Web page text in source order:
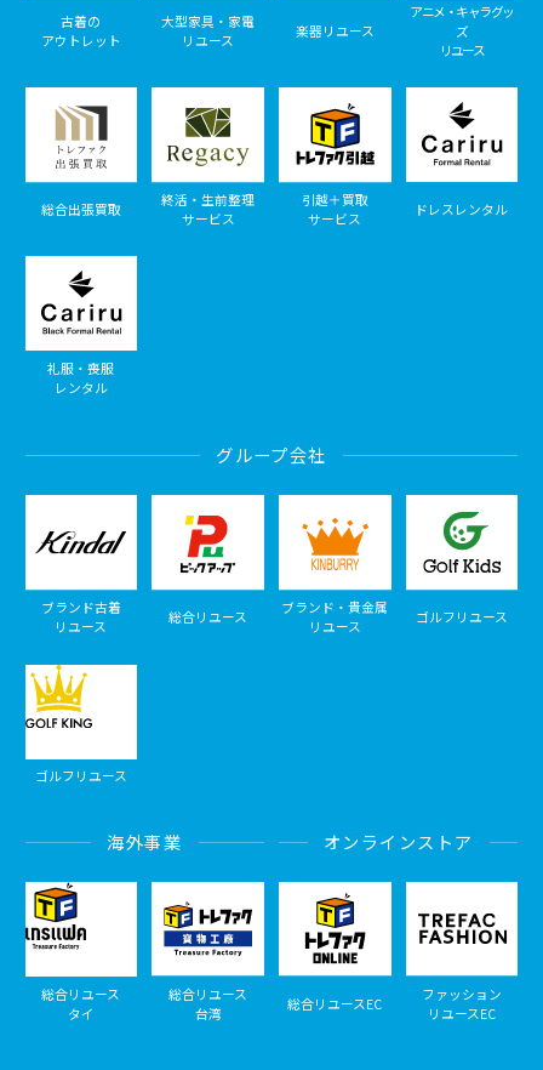
古着の
アウトレット
大型家具・家電
リユース
楽器リユース
アニメ・キャラグッ
ズ
リユース
総合出張買取
終活・生前整理
サービス
引越＋買取
サービス
ドレスレンタル
礼服・喪服
レンタル
グループ会社
ブランド古着
リユース
総合リユース
ブランド・貴金属
リユース
ゴルフリユース
ゴルフリユース
海外事業
総合リユース
タイ
総合リユース
台湾
オンラインストア
総合リユースEC
ファッション
リユースEC